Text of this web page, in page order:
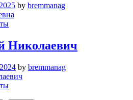
by bremmanag
Николаевич
by bremmanag